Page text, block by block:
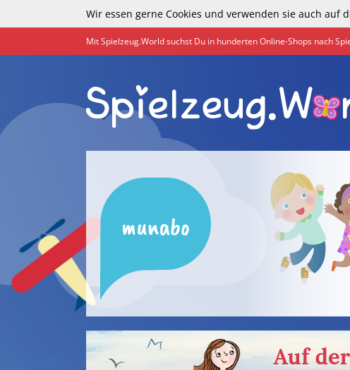
Wir essen gerne Cookies und verwenden sie auch auf
Mit Spielzeug.World suchst Du in hunderten Online-Shops nach
munabo